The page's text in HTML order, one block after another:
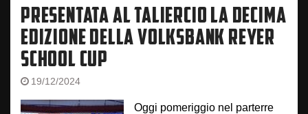
PRESENTATA AL TALIERCIO LA DECIMA
EDIZIONE DELLA VOLKSBANK REYER
SCHOOL CUP
19/12/2024
Oggi pomeriggio nel parterre